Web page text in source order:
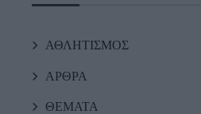
ΑΘΛΗΤΙΣΜΟΣ
ΑΡΘΡΑ
ΘΕΜΑΤΑ